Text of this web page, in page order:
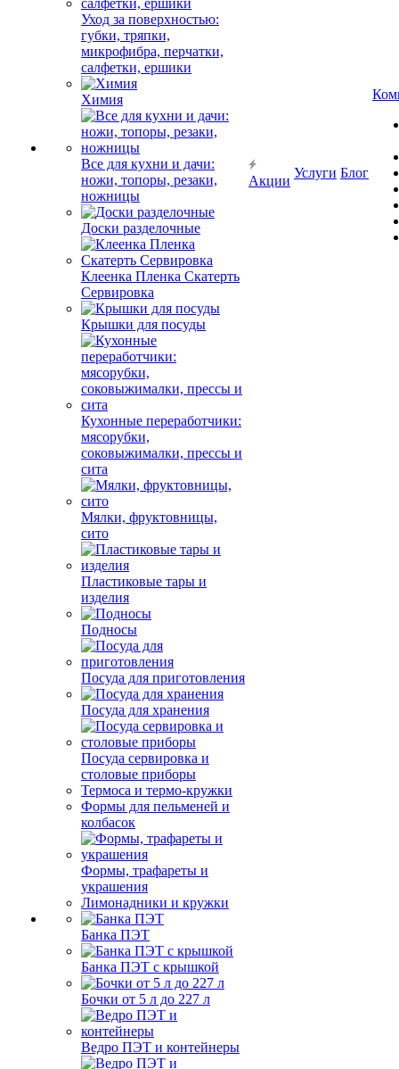
Уход за поверхностью:
губки, тряпки,
микрофибра, перчатки,
салфетки, ершики
Химия
Все для кухни и дачи:
ножи, топоры, резаки,
ножницы
Доски разделочные
Клеенка Пленка Скатерть
Сервировка
Крышки для посуды
Кухонные переработчики:
мясорубки,
соковыжималки, прессы и
сита
Мялки, фруктовницы,
сито
Пластиковые тары и
изделия
Подносы
Посуда для приготовления
Посуда для хранения
Посуда сервировка и
столовые приборы
Термоса и термо-кружки
Формы для пельменей и
колбасок
Формы, трафареты и
украшения
Лимонадники и кружки
Банка ПЭТ
Банка ПЭТ с крышкой
Бочки от 5 л до 227 л
Ведро ПЭТ и контейнеры
Акции
Услуги Блог